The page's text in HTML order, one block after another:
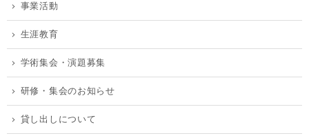
事業活動
生涯教育
学術集会・演題募集
研修・集会のお知らせ
貸し出しについて